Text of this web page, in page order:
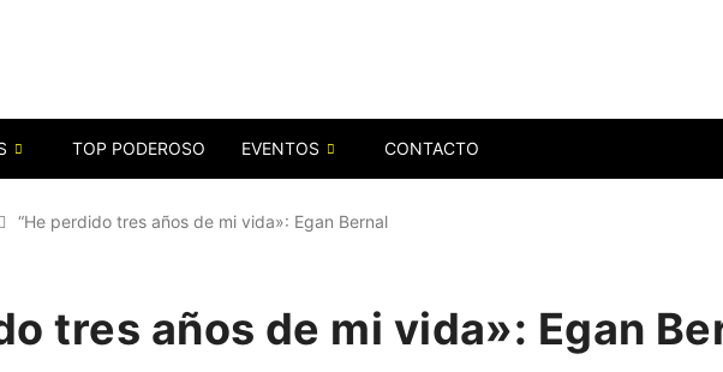
TOP PODEROSO EVENTOS CONTACTO
“He perdido tres años de mi vida»: Egan Bernal
tres años de mi vida»: Egan